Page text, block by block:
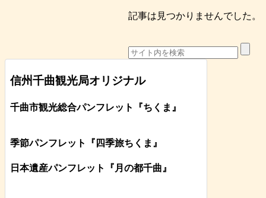
記事は見つかりませんでした。
信州千曲観光局オリジナル
千曲市観光総合パンフレット 『ちくま 』
季節パンフレット『四季旅ちくま』
日本遺産パンフレット 『月の都千曲 』